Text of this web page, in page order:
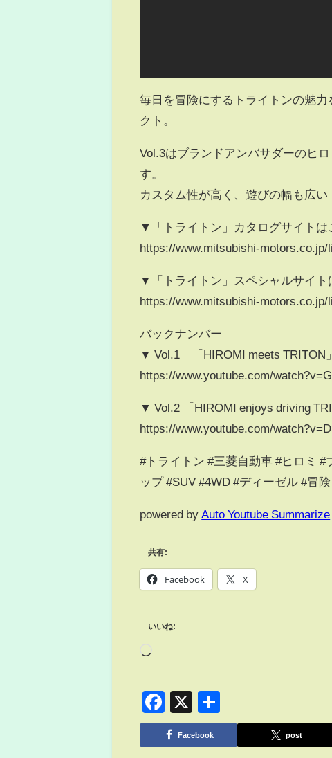
毎日を冒険にするトライトンの魅
クト。
Vol.3はブランドアンバサダーのヒ
す。
カスタム性が高く、遊びの幅も広
▼「トライトン」カタログサイトは
https://www.mitsubishi-motors.co.jp/
▼「トライトン」スペシャルサイト
https://www.mitsubishi-
バックナンバー
▼ Vol.1 「HIROMI meets TRITON
https://www.youtube.com/
▼ Vol.2 「HIROMI enjoys driving
https://www.youtube.com/
#トライトン #三菱自動車 #ヒロミ
ップ #SUV #4WD #ディーゼル #冒
powered by Auto Youtube Summarize
共有:
Facebook X
いいね:
Facebook
X
有
Facebook post